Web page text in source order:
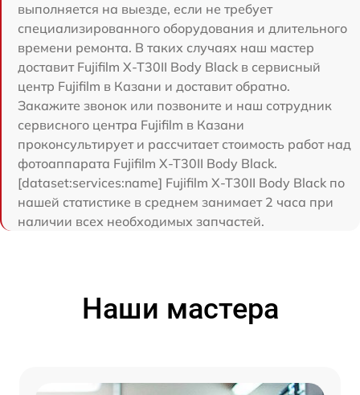
выполняется на выезде, если не требует
специализированного оборудования и длительного
времени ремонта. В таких случаях наш мастер
доставит Fujifilm X-T30II Body Black в сервисный
центр Fujifilm в Казани и доставит обратно.
Закажите звонок или позвоните и наш сотрудник
сервисного центра Fujifilm в Казани
проконсультирует и рассчитает стоимость работ над
фотоаппарата Fujifilm X-T30II Body Black.
[dataset:services:name] Fujifilm X-T30II Body Black по
нашей статистике в среднем занимает 2 часа при
наличии всех необходимых запчастей.
Наши мастера